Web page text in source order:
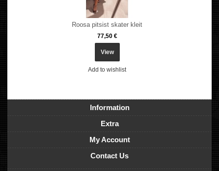
Roosa pitsist skater kleit
77,50 €
View
Add to wishlist
Information
Extra
My Account
Contact Us